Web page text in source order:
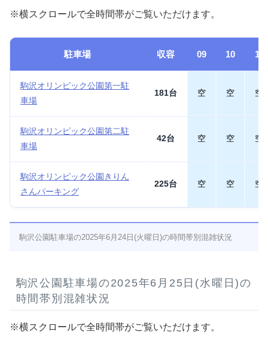
※横スクロールで全時間帯がご覧いただけます。
駐車場 収容 09 10 11
駒沢オリンピック公園第一駐
車場
181台 空 空 空
駒沢オリンピック公園第二駐
車場
42台 空 空 空
駒沢オリンピック公園きりん
さんパーキング
225台 空 空 空
駒沢公園駐車場の2025年6月24日(火曜日)の時間帯別混雑状況
駒沢公園駐車場の2025年6月25日(水曜日)の
時間帯別混雑状況
※横スクロールで全時間帯がご覧いただけます。